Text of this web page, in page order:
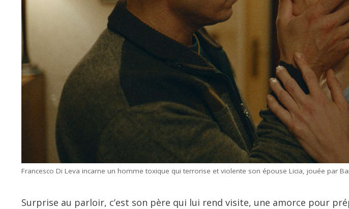
Francesco Di Leva incarne un homme toxique qui terrorise et violente son épouse Licia, jouée par
Surprise au parloir, c’est son père qui lui rend visite, une amorce pour